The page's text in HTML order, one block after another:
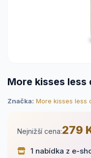
More kisses less
Značka: More kisses less
Nejnižší cena:279
1 nabídka z e-